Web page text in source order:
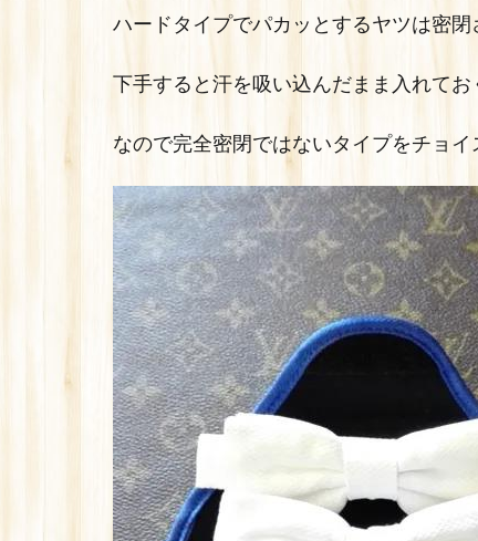
ハードタイプでパカッとするヤツは密閉
下手すると汗を吸い込んだまま入れてお
なので完全密閉ではないタイプをチョイ